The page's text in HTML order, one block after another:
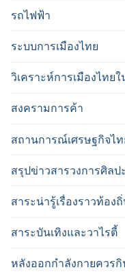
รถไฟฟ้า
ระบบการเมืองไทย
วิเคราะห์การเมืองไทย
สงครามการค้า
สถานการณ์เศรษฐกิจไ
สรุปข่าวสารวงการศิลปะ
สาระน่ารู้เรื่องราวท้อง
สาระบันเทิงและวาไรตี้
หลังออกกําลังกายควร